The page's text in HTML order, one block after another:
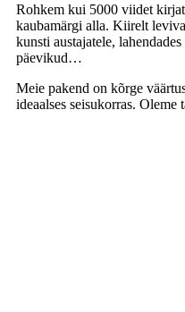
Rohkem kui 5000 viidet
kaubamärgi alla. Kiirelt
kunsti austajatele,
päevikud…
Meie pakend on kõrge
ideaalses seisukorras.